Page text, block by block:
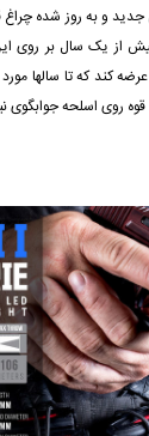
از یک سال بر روی
کند که تا سالها
روی اسلحه جوابگوی